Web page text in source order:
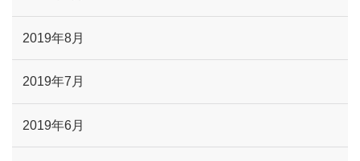
2019年8月
2019年7月
2019年6月